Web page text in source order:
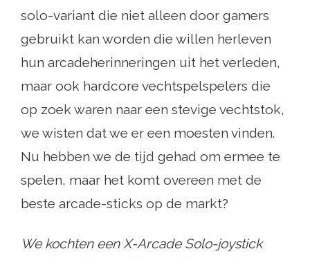
solo-variant die niet alleen door gamers
gebruikt kan worden die willen herleven
hun arcadeherinneringen uit het verleden,
maar ook hardcore vechtspelspelers die
op zoek waren naar een stevige vechtstok,
we wisten dat we er een moesten vinden.
Nu hebben we de tijd gehad om ermee te
spelen, maar het komt overeen met de
beste arcade-sticks op de markt?
We kochten een X-Arcade Solo-joystick